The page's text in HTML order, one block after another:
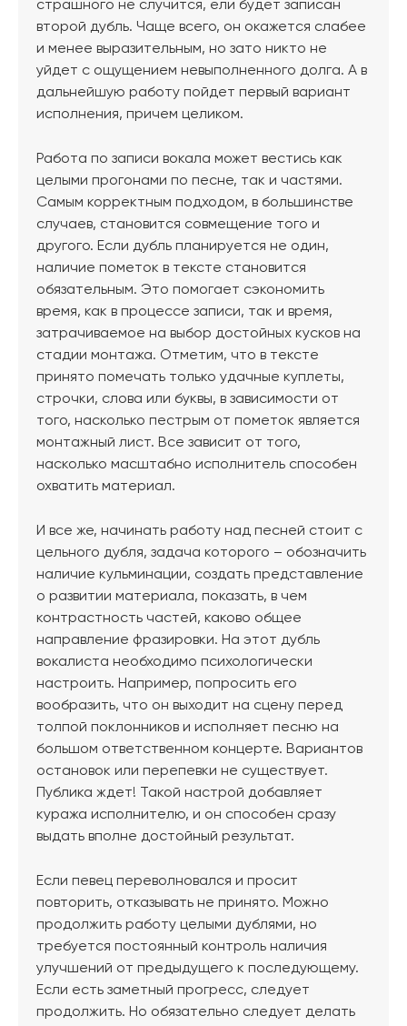
страшного не случится, ели будет записан
второй дубль. Чаще всего, он окажется слабее
и менее выразительным, но зато никто не
уйдет с ощущением невыполненного долга. А в
дальнейшую работу пойдет первый вариант
исполнения, причем целиком.
Работа по записи вокала может вестись как
целыми прогонами по песне, так и частями.
Самым корректным подходом, в большинстве
случаев, становится совмещение того и
другого. Если дубль планируется не один,
наличие пометок в тексте становится
обязательным. Это помогает сэкономить
время, как в процессе записи, так и время,
затрачиваемое на выбор достойных кусков на
стадии монтажа. Отметим, что в тексте
принято помечать только удачные куплеты,
строчки, слова или буквы, в зависимости от
того, насколько пестрым от пометок является
монтажный лист. Все зависит от того,
насколько масштабно исполнитель способен
охватить материал.
И все же, начинать работу над песней стоит с
цельного дубля, задача которого – обозначить
наличие кульминации, создать представление
о развитии материала, показать, в чем
контрастность частей, каково общее
направление фразировки. На этот дубль
вокалиста необходимо психологически
настроить. Например, попросить его
вообразить, что он выходит на сцену перед
толпой поклонников и исполняет песню на
большом ответственном концерте. Вариантов
остановок или перепевки не существует.
Публика ждет! Такой настрой добавляет
куража исполнителю, и он способен сразу
выдать вполне достойный результат.
Если певец переволновался и просит
повторить, отказывать не принято. Можно
продолжить работу целыми дублями, но
требуется постоянный контроль наличия
улучшений от предыдущего к последующему.
Если есть заметный прогресс, следует
продолжить. Но обязательно следует делать